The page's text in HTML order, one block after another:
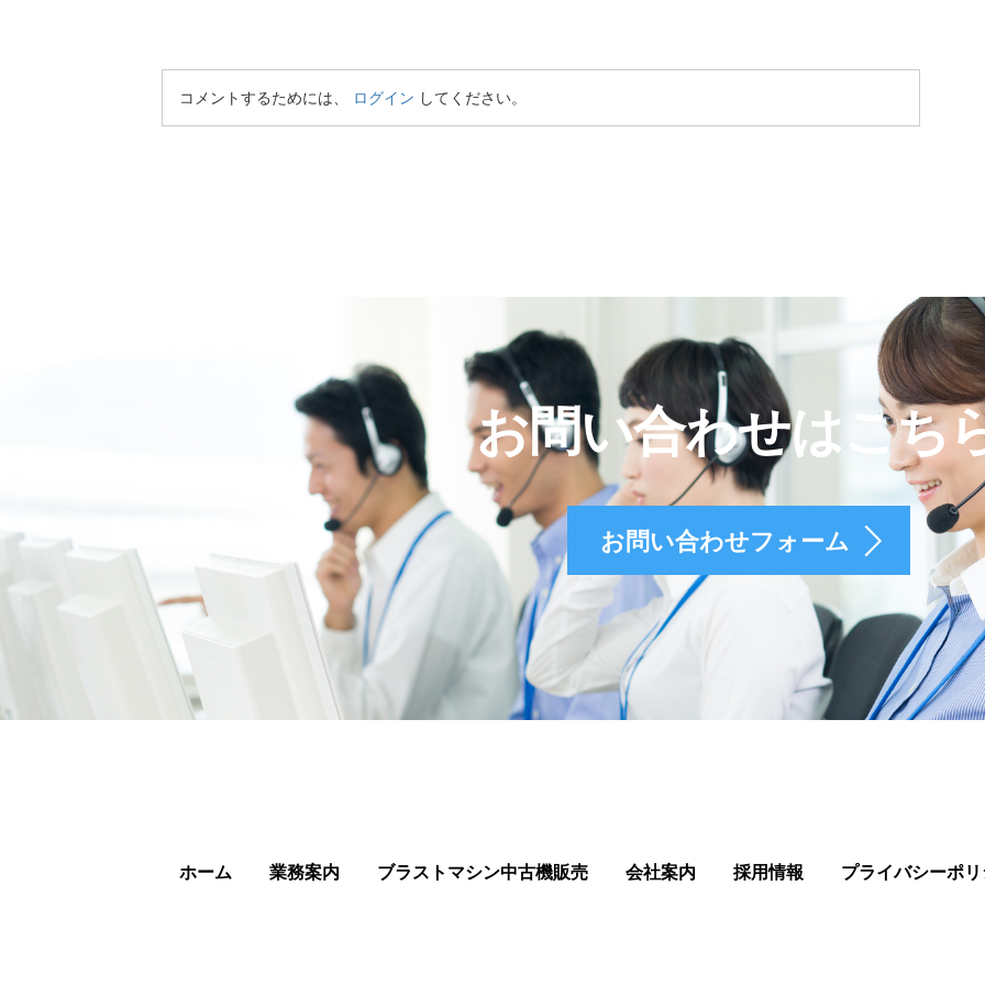
コメントするためには、 ログイン してください。
お問い合わせはこち
お問い合わせフォーム
ホーム 業務案内 ブラストマシン中古機販売 会社案内 採用情報 プライバシーポリ